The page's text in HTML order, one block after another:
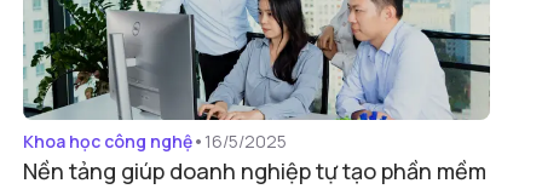
Khoa học công nghệ• 16/5/2025
Nền tảng giúp doanh nghiệp tự tạo phần mềm